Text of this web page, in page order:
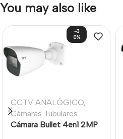
You may also like
-3
0%
CCTV ANALÓGICO,
Cámaras Tubulares
Cámara Bullet 4en1 2MP